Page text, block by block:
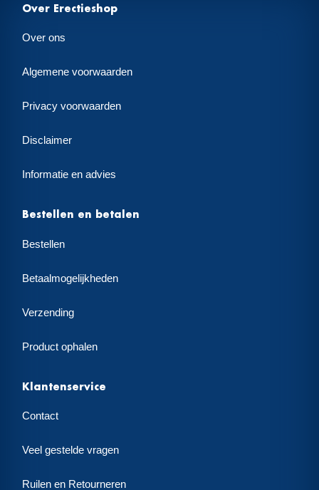
Over Erectieshop
Over ons
Algemene voorwaarden
Privacy voorwaarden
Disclaimer
Informatie en advies
Bestellen en betalen
Bestellen
Betaalmogelijkheden
Verzending
Product ophalen
Klantenservice
Contact
Veel gestelde vragen
Ruilen en Retourneren